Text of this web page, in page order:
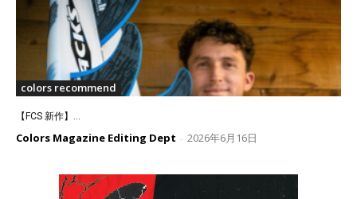
colors recommend
【FCS 新作】...
Colors Magazine Editing Dept - 2026年6月16日